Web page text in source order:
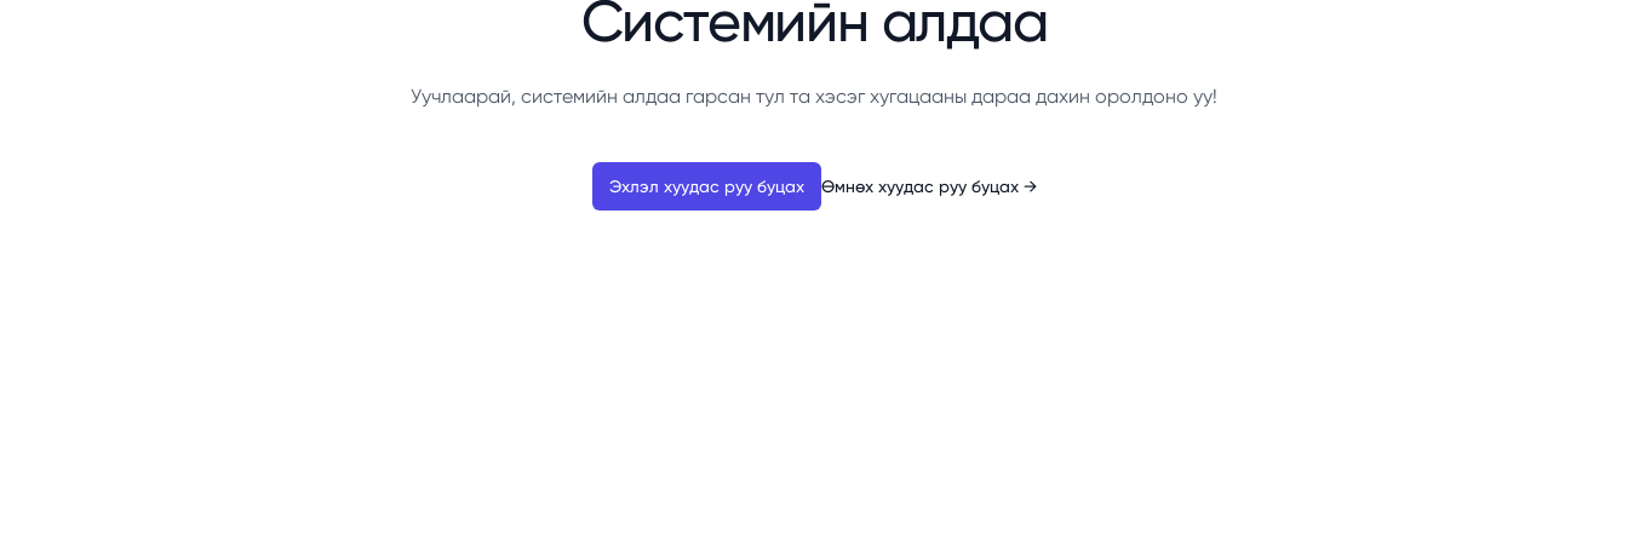
Системийн алдаа
Уучлаарай, системийн алдаа гарсан тул та хэсэг хугацааны дараа дахин оролдоно уу!
Эхлэл хуудас руу буцах Өмнөх хуудас руу буцах →